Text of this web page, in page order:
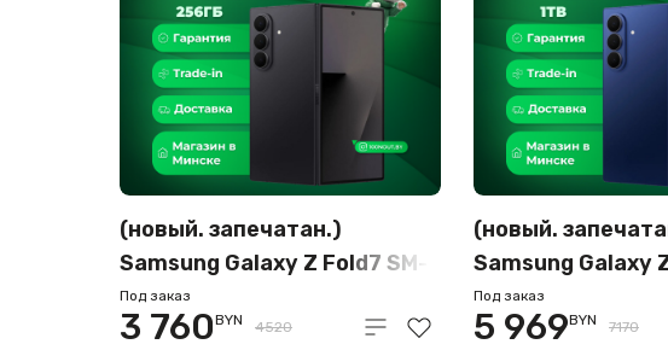
(новый. запечатан.)
Samsung Galaxy Z Fold7 SM-
F966B/DS 12GB/256GB
(черный)
Под заказ
3 760BYN 4520
(новый.
Samsung Galaxy
F966B/DS 16GB/
Под заказ
5 969BYN 7170